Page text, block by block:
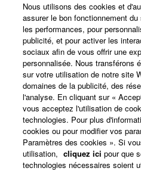
A propos de Yamaha
France - French
Professionnel
Nous utilisons des cookies et
assurer le bon fonctionnement
les performances, pour
publicité, et pour activer les
sociaux afin de vous offrir une
personnalisée. Nous transférons
sur votre utilisation de notre site
domaines de la publicité, des
l'analyse. En cliquant sur «
vous acceptez l'utilisation de
technologies. Pour plus
cookies ou pour modifier vos
Paramètres des cookies ». Si
utilisation, cliquez ici pour que
technologies nécessaires soient